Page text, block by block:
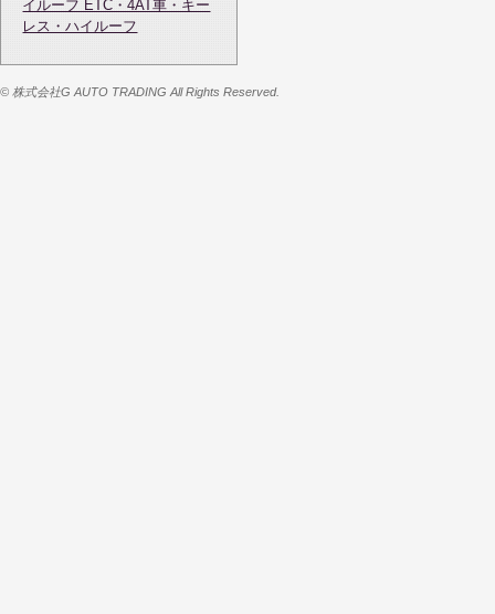
イルーフ ETC・4AT車・キー
レス・ハイルーフ
© 株式会社G AUTO TRADING All Rights Reserved.